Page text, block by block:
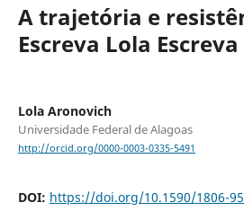
A trajetória e
Escreva Lola Escreva
Lola Aronovich
Universidade Federal de Alagoas
http://orcid.org/0000-0003-0335-5491
DOI: https://doi.org/10.1590/1806-